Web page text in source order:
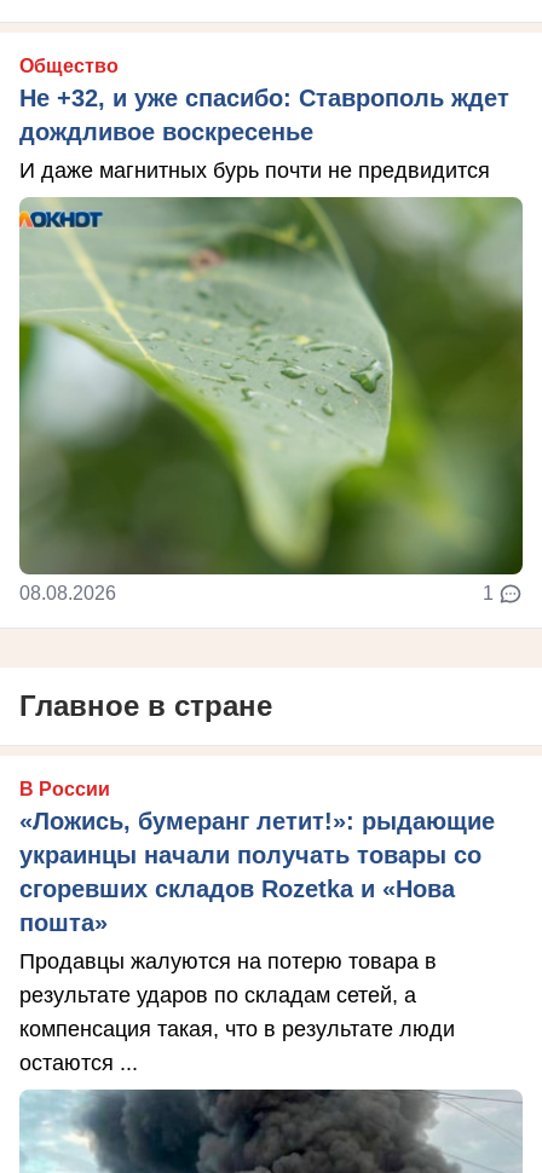
Общество
Не +32, и уже спасибо: Ставрополь ждет
дождливое воскресенье
И даже магнитных бурь почти не предвидится
08.08.2026 1
Главное в стране
В России
«Ложись, бумеранг летит!»: рыдающие
украинцы начали получать товары со
сгоревших складов Rozetka и «Нова
пошта»
Продавцы жалуются на потерю товара в
результате ударов по складам сетей, а
компенсация такая, что в результате люди
остаются ...